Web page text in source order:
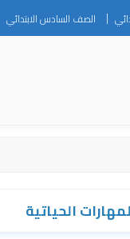
Skip
to
الصف السادس الابتدائي
الحياتية